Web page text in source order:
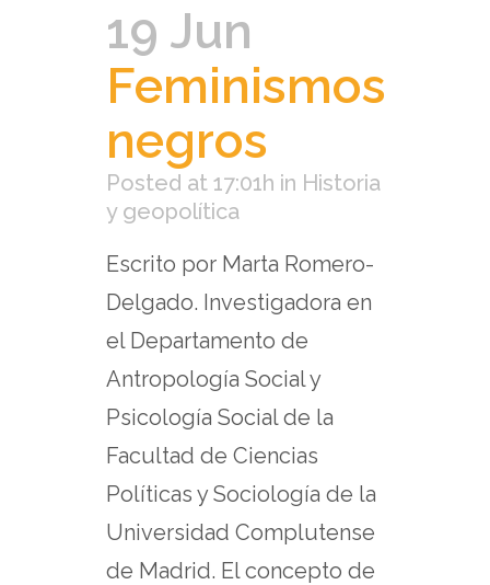
19 Jun
Feminismos
negros
Posted at 17:01h in Historia
y geopolítica
Escrito por Marta Romero-
Delgado. Investigadora en
el Departamento de
Antropología Social y
Psicología Social de la
Facultad de Ciencias
Políticas y Sociología de la
Universidad Complutense
de Madrid. El concepto de